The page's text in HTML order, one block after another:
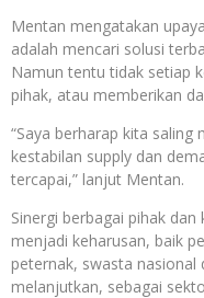
Mentan mengatakan
adalah mencari solusi
Namun tentu tidak setiap
pihak, atau memberikan
“Saya berharap kita
kestabilan supply dan
tercapai,” lanjut Mentan.
Sinergi berbagai pihak
menjadi keharusan, baik
peternak, swasta nasional
melanjutkan, sebagai